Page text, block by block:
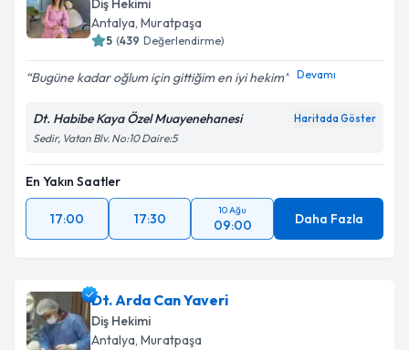
E-posta Adresiniz
Metni'ni okudum ve kişisel verilerimin belirtilen
kapsamda işlenmesini kabul ediyorum.
Takvim Talebini Gönder
Diş Hekimi
Antalya, Muratpaşa
5 (439 Değerlendirme)
Bugüne kadar oğlum için gittiğim en iyi hekim Devamı
Dt. Habibe Kaya Özel Muayenehanesi Haritada Göster
Sedir, Vatan Blv. No:10 Daire:5
En Yakın Saatler
17:00 17:30
10 Ağu
09:00 Daha Fazla
Dt. Arda Can Yaveri
Diş Hekimi
Antalya, Muratpaşa